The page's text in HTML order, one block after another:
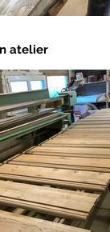
atelier